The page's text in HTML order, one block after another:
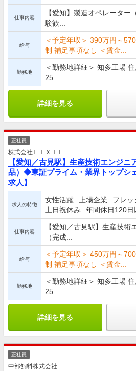
仕事内容
【愛知】製造オペレータ
験歓...
給与
＜予定年収＞ 390万円～
制 補足事項なし ＜賃金...
勤務地
＜勤務地詳細＞ 知多工場
25...
詳細を見る
正社員
株式会社ＬＩＸＩＬ
【愛知／古見駅】生産技術エンジ
品）◆東証プライム・業界トップシ
求人】
求人の特徴
女性活躍 上場企業 フレッ
土日祝休み
年間休日120日
仕事内容
【愛知／古見駅】生産技
（完成...
給与
＜予定年収＞ 450万円～
制 補足事項なし ＜賃金...
勤務地
＜勤務地詳細＞ 知多工場
25...
詳細を見る
正社員
中部飼料株式会社